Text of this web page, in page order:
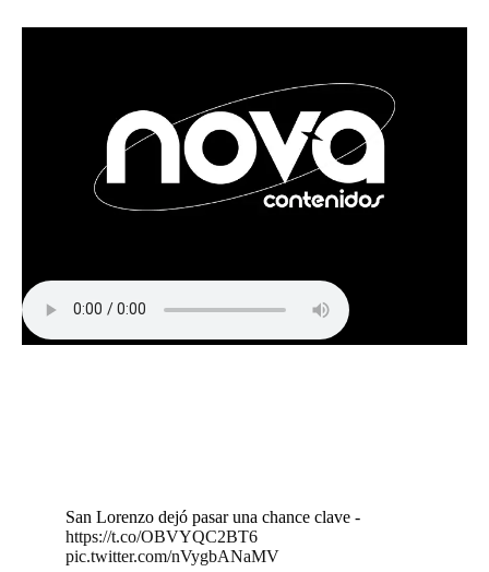
San Lorenzo dejó pasar una chance clave -
https://t.co/OBVYQC2BT6
pic.twitter.com/nVygbANaMV